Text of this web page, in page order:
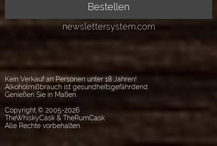
Kein Verkauf an Personen unter 18 Jahren!
Alkoholmißbrauch ist gesundheitsgefährdend.
Genießen Sie in Maßen.
Copyright © 2005-2026
TheWhiskyCask & TheRumCask
Alle Rechte vorbehalten.